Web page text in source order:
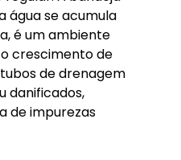
água se acumula
é um ambiente
crescimento de
de drenagem
danificados,
de impurezas